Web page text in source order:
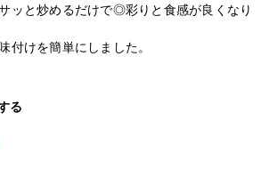
ッと炒めるだけで◎彩りと食感が良くなり
付けを簡単にしました。
る